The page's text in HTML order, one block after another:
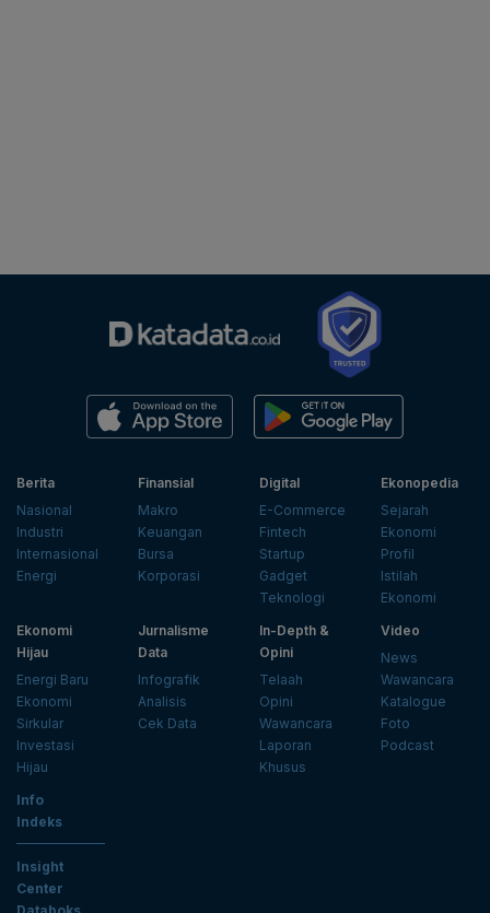
Berita
Nasional
Industri
Internasional
Energi
Finansial
Makro
Keuangan
Bursa
Korporasi
Digital
E-Commerce
Fintech
Startup
Gadget
Teknologi
Ekonopedia
Sejarah
Ekonomi
Profil
Istilah
Ekonomi
Ekonomi
Hijau
Energi Baru
Ekonomi
Sirkular
Investasi
Hijau
Jurnalisme
Data
Infografik
Analisis
Cek Data
In-Depth &
Opini
Telaah
Opini
Wawancara
Laporan
Khusus
Video
News
Wawancara
Katalogue
Foto
Podcast
Info
Indeks
Insight
Center